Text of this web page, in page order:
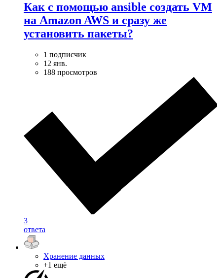
Как с помощью ansible создать VM
на Amazon AWS и сразу же
установить пакеты?
1 подписчик
12 янв.
188 просмотров
3
ответа
Хранение данных
+1 ещё